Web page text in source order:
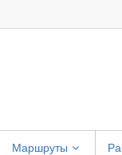
Маршруты